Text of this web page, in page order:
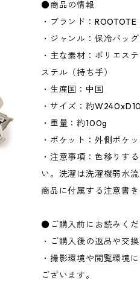
●商品の情報
・ブランド：
・ジャンル：保冷バッグ
・主な素材：ポリエス
ステル（持ち手）
・生産国：中国
・サイズ：約
・重量：約100g
・ポケット：外側ポケ
・注意事項：色移りす
い。洗濯は洗濯機弱水
商品に付属する注意書
●ご購入前にお読みくだ
・ご購入後の返品や交
・撮影環境や閲覧環境
ございます。